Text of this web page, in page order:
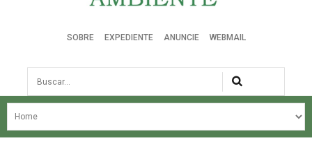
SOBRE EXPEDIENTE ANUNCIE WEBMAIL
Busca
NOSSA HISTÓRIA